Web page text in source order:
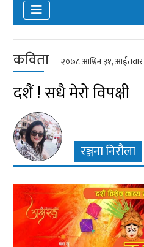
कविता २०७८ आश्विन ३१, आईतवार
दशैं ! सधै मेरो विपक्षी
रञ्जना निरौला